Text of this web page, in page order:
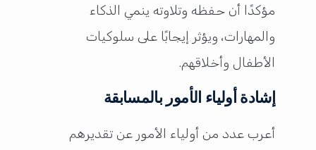
مؤكدًا أن حفظه وتلاوته ينمي الذكاء
والمهارات، ويؤثر إيجابًا على سلوكيات
الأطفال وأخلاقهم.
إشادة أولياء الأمور بالمسابقة
أعرب عدد من أولياء الأمور عن تقديرهم